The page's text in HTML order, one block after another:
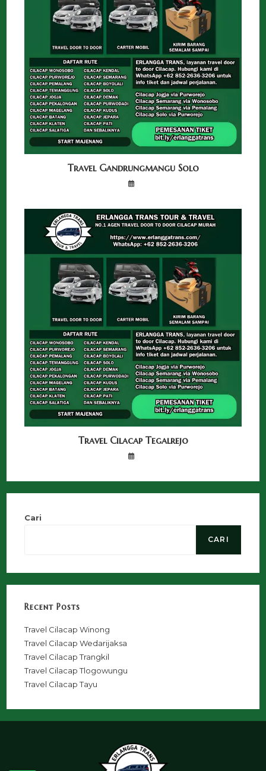
Travel Gandrungmangu Solo
Travel Cilacap Tegalrejo
Cari
CARI
Recent Posts
Travel Cilacap Winong
Travel Cilacap Wedarijaksa
Travel Cilacap Trangkil
Travel Cilacap Tlogowungu
Travel Cilacap Tayu